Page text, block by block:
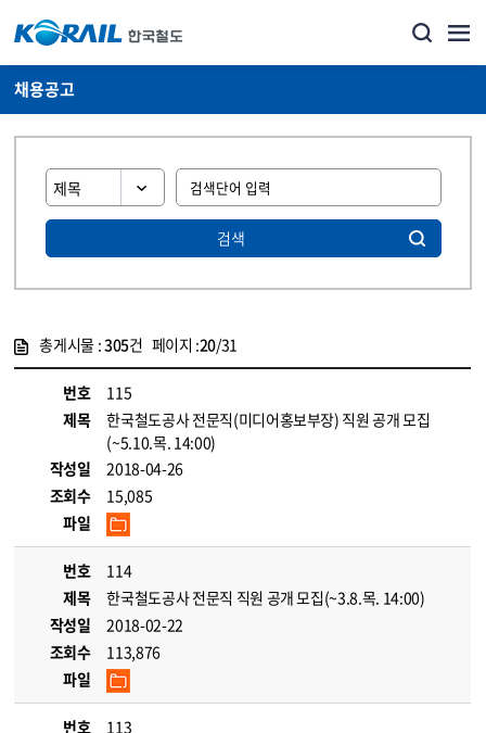
채용공고
검색
총게시물 :305건 페이지 :20/31
번호
115
제목
한국철도공사 전문직(미디어홍보부장) 직원 공개 모집
(~5.10.목. 14:00)
작성일
2018-04-26
조회수
15,085
파일
번호
114
제목
한국철도공사 전문직 직원 공개 모집(~3.8.목. 14:00)
작성일
2018-02-22
조회수
113,876
파일
번호
113